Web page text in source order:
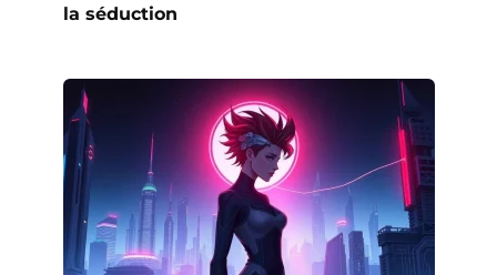
la séduction